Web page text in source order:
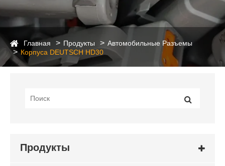
Главная Продукты
Автомобильные Разъемы
Корпуса DEUTSCH HD30
Продукты